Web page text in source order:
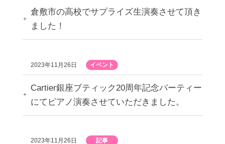
倉敷市の高校でサプライズ生演奏させて頂き
ました！
2023年11月26日 イベント
Cartier銀座ブティック20周年記念パーティー
にてピアノ演奏させていただきました。
2023年11月26日 記事